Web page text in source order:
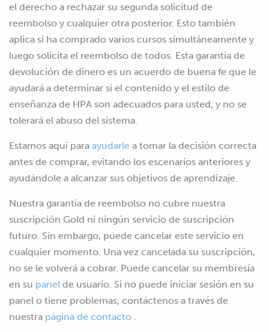
el derecho a rechazar su segunda solicitud de
reembolso y cualquier otra posterior. Esto también
aplica si ha comprado varios cursos simultáneamente y
luego solicita el reembolso de todos. Esta garantía de
devolución de dinero es un acuerdo de buena fe que le
ayudará a determinar si el contenido y el estilo de
enseñanza de HPA son adecuados para usted, y no se
tolerará el abuso del sistema.
Estamos aquí para ayudarle a tomar la decisión correcta
antes de comprar, evitando los escenarios anteriores y
ayudándole a alcanzar sus objetivos de aprendizaje.
Nuestra garantía de reembolso no cubre nuestra
suscripción Gold ni ningún servicio de suscripción
futuro. Sin embargo, puede cancelar este servicio en
cualquier momento. Una vez cancelada su suscripción,
no se le volverá a cobrar. Puede cancelar su membresía
en su panel de usuario. Si no puede iniciar sesión en su
panel o tiene problemas, contáctenos a través de
nuestra página de contacto